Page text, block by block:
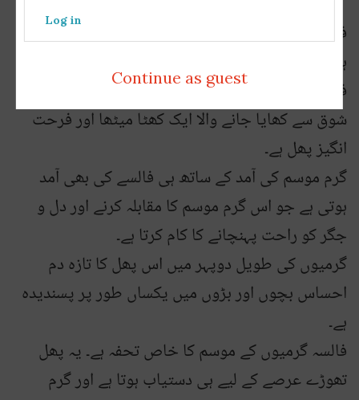
Log in
Continue as guest
فالسہ: گرمیوں کی ایک کھٹی میٹھی سوغات
ہندوستانی شربت بیری کے نام سے جانا جانے والا
فالسہ یا پھلسا برصغیر کے موسم گرما میں ذوق و
شوق سے کھایا جانے والا ایک کھٹا میٹھا اور فرحت
انگیز پھل ہے۔
گرم موسم کی آمد کے ساتھ ہی فالسے کی بھی آمد
ہوتی ہے جو اس گرم موسم کا مقابلہ کرنے اور دل و
جگر کو راحت پہنچانے کا کام کرتا ہے۔
گرمیوں کی طویل دوپہر میں اس پھل کا تازہ دم
احساس بچوں اور بڑوں میں یکساں طور پر پسندیدہ
ہے۔
فالسہ گرمیوں کے موسم کا خاص تحفہ ہے۔ یہ پھل
تھوڑے عرصے کے لیے ہی دستیاب ہوتا ہے اور گرم